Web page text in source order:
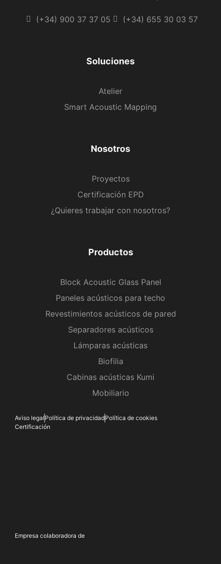
(+34) 900 37 37 05 (+34) 655 30 03 57
Soluciones
Atelier
Smart Acoustic Mapping
Nosotros
Proyectos
Certificación EPD
¿Quieres trabajar con nosotros?
Productos
Block Acoustic Glass Panel
Paneles acústicos para techo
Revestimientos acústicos de pared
Separadores acústicos
Lámparas acústicas
Biofilia
Cabinas acústicas Kumi
Mobiliario
Empresa colaboradora de
Aviso legal Política de privacidadPolítica de cookies
Certificación